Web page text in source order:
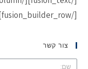
[/fusion_builder_row][/fusion_builder_container]
צור קשר